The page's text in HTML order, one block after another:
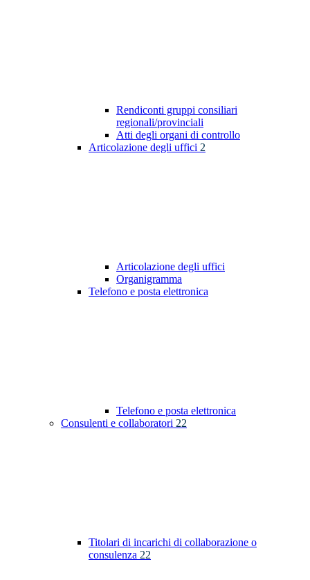
Rendiconti gruppi consiliari
regionali/provinciali
Atti degli organi di controllo
Articolazione degli uffici 2
Articolazione degli uffici
Organigramma
Telefono e posta elettronica
Telefono e posta elettronica
Consulenti e collaboratori 22
Titolari di incarichi di collaborazione o
consulenza 22